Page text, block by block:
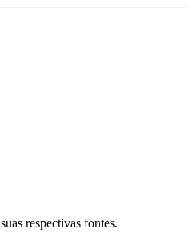
respectivas fontes.